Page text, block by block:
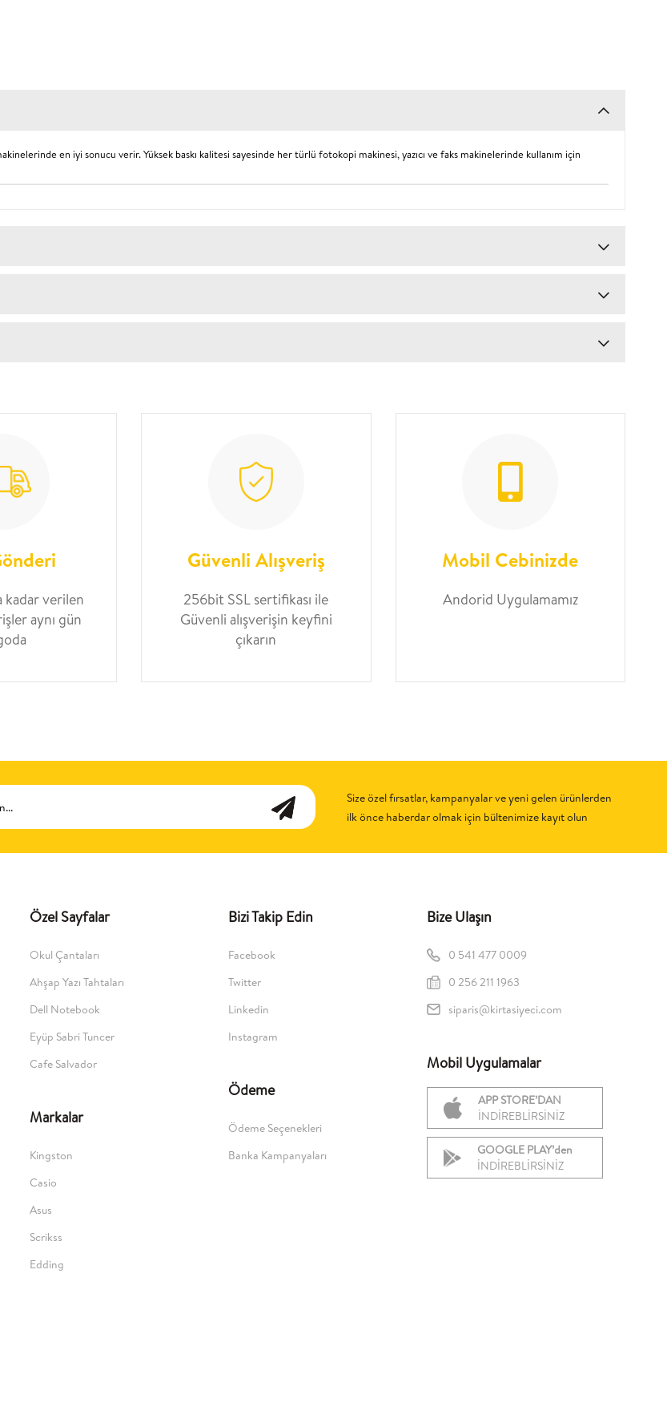
en iyi sonucu verir. Yüksek baskı kalitesi sayesinde her türlü fotokopi makinesi, yazıcı ve faks makinelerinde kullanım için
kadar verilen
aynı gün
Güvenli Alışveriş
256bit SSL sertifikası ile
Güvenli alışverişin keyfini
çıkarın
Mobil Cebinizde
Andorid Uygulamamız
Size özel fırsatlar, kampanyalar ve yeni gelen ürünlerden
ilk önce haberdar olmak için bültenimize kayıt olun
Özel Sayfalar
Okul Çantaları
Ahşap Yazı Tahtaları
Dell Notebook
Eyüp Sabri Tuncer
Cafe Salvador
Markalar
Kingston
Casio
Asus
Scrikss
Edding
Bizi Takip Edin
Facebook
Twitter
Linkedin
Instagram
Ödeme
Ödeme Seçenekleri
Banka Kampanyaları
Bize Ulaşın
0 541 477 0009
0 256 211 1963
siparis@kirtasiyeci.com
Mobil Uygulamalar
APP STORE’DAN
İNDİREBLİRSİNİZ
GOOGLE PLAY’den
İNDİREBLİRSİNİZ